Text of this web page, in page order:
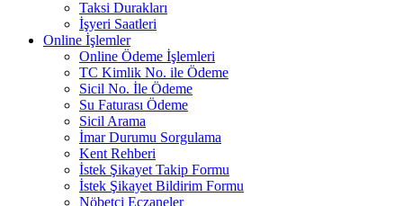
Taksi Durakları
İşyeri Saatleri
Online İşlemler
Online Ödeme İşlemleri
TC Kimlik No. ile Ödeme
Sicil No. İle Ödeme
Su Faturası Ödeme
Sicil Arama
İmar Durumu Sorgulama
Kent Rehberi
İstek Şikayet Takip Formu
İstek Şikayet Bildirim Formu
Nöbetçi Eczaneler